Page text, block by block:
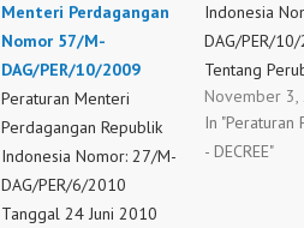
Menteri Perdagangan
Nomor 57/M-
DAG/PER/10/2009
Peraturan Menteri
Perdagangan Republik
Indonesia Nomor: 27/M-
DAG/PER/6/2010
Tanggal 24 Juni 2010
Indonesia
DAG/PER/
Tentang
Kedua Atas
Menteri
Nomor 10/M-
November 3,
In "Peraturan
- DECREE"